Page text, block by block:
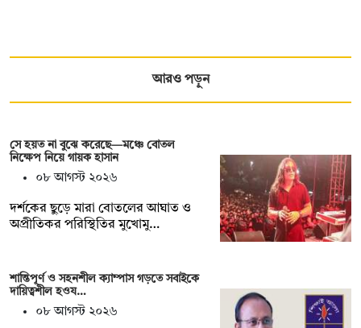
আরও পড়ুন
সে হয়ত না ‍বুঝে করেছে—মঞ্চে বোতল
নিক্ষেপ নিয়ে গায়ক হাসান
০৮ আগস্ট ২০২৬
দর্শকের ছুড়ে মারা বোতলের আঘাত ও
অপ্রীতিকর পরিস্থিতির মুখোমু…
শান্তিপূর্ণ ও সহনশীল ক্যাম্পাস গড়তে সবাইকে
দায়িত্বশীল হওয…
০৮ আগস্ট ২০২৬